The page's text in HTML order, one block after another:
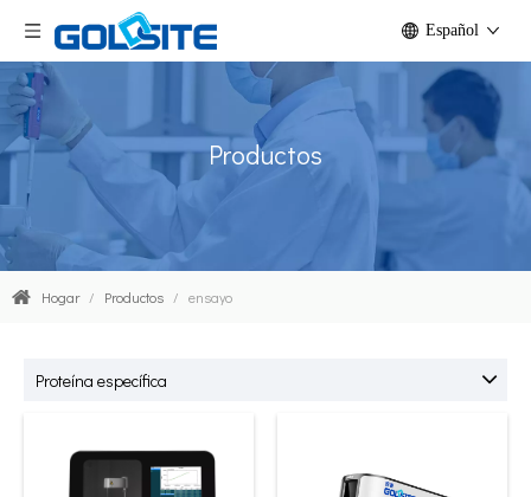
Español
Productos
Hogar / Productos / ensayo
Proteína específica